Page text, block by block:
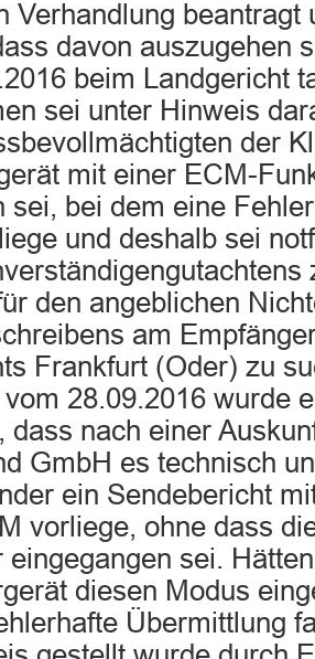
Verhandlung beantragt
davon auszugehen
beim Landgericht
sei unter Hinweis
der
mit einer ECM-
sei, bei dem eine
und deshalb sei
den angeblichen
am
Frankfurt (Oder) zu
28.09.2016 wurde
dass nach einer
GmbH es technisch
ein Sendebericht
vorliege, ohne dass
eingegangen sei.
diesen Modus
Übermittlung